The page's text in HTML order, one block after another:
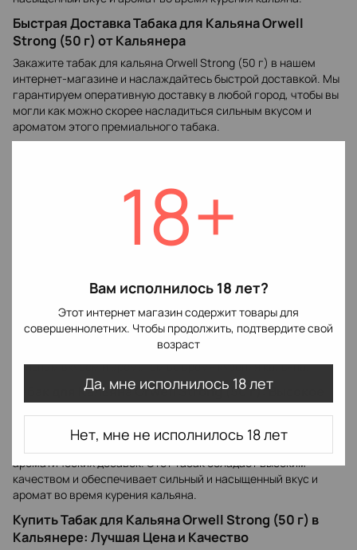
18+
Вам исполнилось 18 лет?
Этот интернет магазин содержит товары для
совершеннолетних. Чтобы продолжить, подтвердите свой
возраст
Да, мне исполнилось 18 лет
Нет, мне не исполнилось 18 лет
Быстрая Доставка Табака для Кальяна Orwell
Strong (50 г) от Кальянера
Закажите табак для кальяна Orwell Strong (50 г) в нашем
интернет-магазине и наслаждайтесь быстрой доставкой. Мы
гарантируем оперативную доставку в любой город, чтобы вы
могли как можно скорее насладиться сильным вкусом и
ароматом этого премиального табака.
Сделайте заказ табака для кальяна Orwell Strong (50 г) в
нашем интернет-магазине просто и удобно. Выберите
необходимое количество и добавьте товар в корзину. Мы
гарантируем быструю обработку заказа и оперативную
Табак для Кальяна Orwell Strong (50 г): Широкий
Выбор Ароматов
В нашем интернет-магазине Кальянер вы найдете широкий
выбор ароматов табака для кальяна Orwell Strong (50 г). Вы
можете выбрать свой любимый аромат и насладиться
сильным вкусом и ароматом во время курения кальяна.
Табак для Кальяна Orwell Strong (50 г): Высокое
Табак для кальяна Orwell Strong (50 г) - это премиальный
продукт, изготовленный из высококачественного табака и
ароматических добавок. Этот табак обладает высоким
качеством и обеспечивает сильный и насыщенный вкус и
аромат во время курения кальяна.
Купить Табак для Кальяна Orwell Strong (50 г) в
Кальянере: Лучшая Цена и Качество